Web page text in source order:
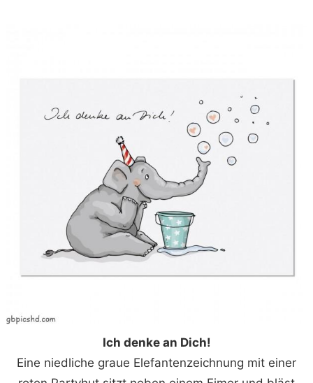
Ich denke an Dich!
Eine niedliche graue Elefantenzeichnung mit einer